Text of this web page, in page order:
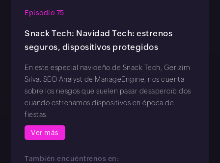
Episodio 75
Snack Tech: Navidad Tech: estrenos
seguros, dispositivos protegidos
En este especial navideño de Snack Tech, Gerizim
Silva, SEO Analyst de ManageEngine, nos cuenta
sobre los riesgos que suelen pasar desapercibidos
cuando estrenamos dispositivos en época de
fiestas.
Ver más
También encuéntrenos en: